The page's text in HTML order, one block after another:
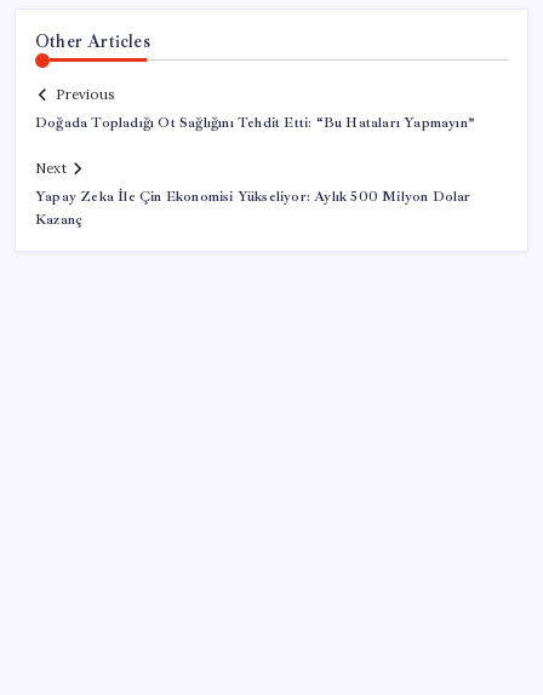
Other Articles
Previous
Doğada Topladığı Ot Sağlığını Tehdit Etti: “Bu Hataları Yapmayın”
Next
Yapay Zeka İle Çin Ekonomisi Yükseliyor: Aylık 500 Milyon Dolar
Kazanç